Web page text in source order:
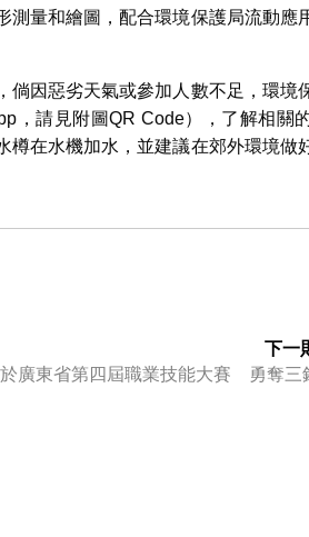
量和繪圖，配合環境保護局流動應
因惡劣天氣或參加人數不足，環境
，請見附圖QR Code），了解相關
在水機加水，並建議在郊外環境做
下一
廣東省第四屆職業技能大賽 勇奪三